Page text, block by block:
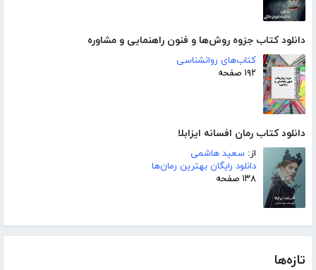
دانلود کتاب جزوه روش‌ها و فنون راهنمایی و مشاوره
کتاب‌های روانشناسی
۱۹۲ صفحه
دانلود کتاب رمان افسانه ایزابلا
از: سعید هاشمی
دانلود رایگان بهترین رمان‌ها
۱۳۸ صفحه
تازه‌ها